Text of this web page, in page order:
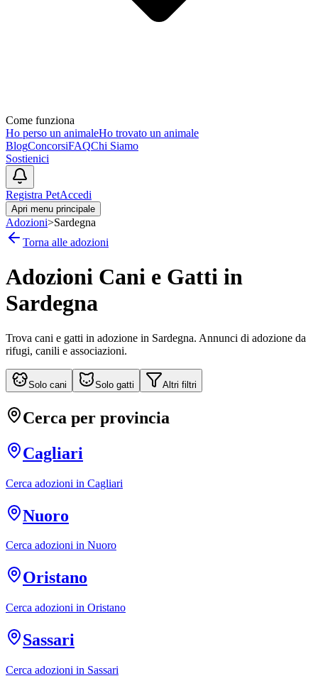
Come funziona
Ho perso un animaleHo trovato un animale
BlogConcorsiFAQChi Siamo
Sostienici
Registra PetAccedi
Apri menu principale
Adozioni>Sardegna
Torna alle adozioni
Adozioni Cani e Gatti in
Sardegna
Trova cani e gatti in adozione in Sardegna. Annunci di adozione da
rifugi, canili e associazioni.
Solo cani Solo gatti Altri filtri
Cerca per provincia
Cagliari
Cerca adozioni in Cagliari
Nuoro
Cerca adozioni in Nuoro
Oristano
Cerca adozioni in Oristano
Sassari
Cerca adozioni in Sassari